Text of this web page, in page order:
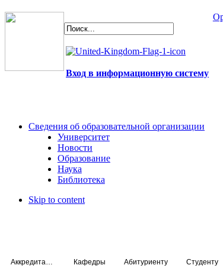
Вход в информационную систему
Сведения об образовательной организации
Университет
Новости
Образование
Наука
Библиотека
Skip to content
Кафедры Абитуриенту Студенту